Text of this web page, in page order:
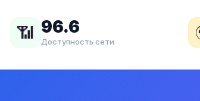
📶 96.6
Доступность сети